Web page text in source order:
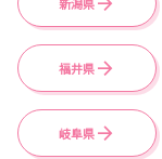
福井県
岐阜県